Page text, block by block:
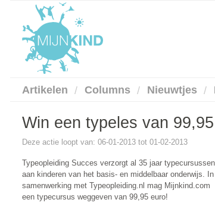
Artikelen Columns Nieuwtjes
Win een typeles van
Deze actie loopt van: 06-01-2013 tot 01-02-2013
Typeopleiding Succes verzorgt al 35 jaar typecursussen
aan kinderen van het basis- en middelbaar onderwijs. In
samenwerking met Typeopleiding.nl mag Mijnkind.com
een typecursus weggeven van 99,95 euro!